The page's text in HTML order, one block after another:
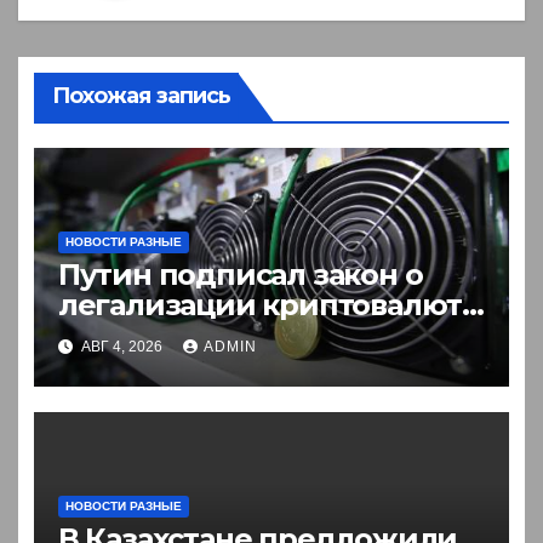
Похожая запись
НОВОСТИ РАЗНЫЕ
Путин подписал закон о
легализации криптовалют
в России. Что нужно знать
АВГ 4, 2026 ADMIN
НОВОСТИ РАЗНЫЕ